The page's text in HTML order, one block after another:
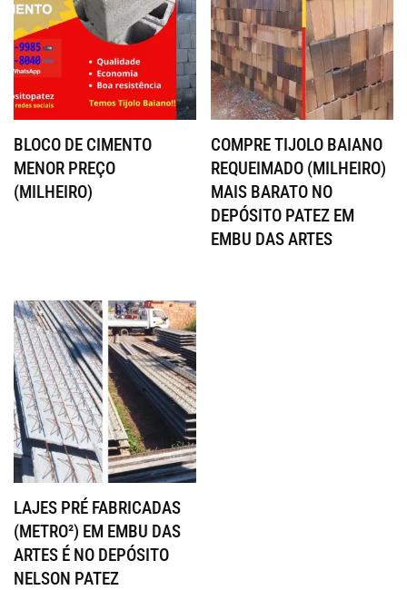
BLOCO DE CIMENTO
MENOR PREÇO
(MILHEIRO)
COMPRE TIJOLO BAIANO
REQUEIMADO (MILHEIRO)
MAIS BARATO NO
DEPÓSITO PATEZ EM
EMBU DAS ARTES
LAJES PRÉ FABRICADAS
(METRO²) EM EMBU DAS
ARTES É NO DEPÓSITO
NELSON PATEZ